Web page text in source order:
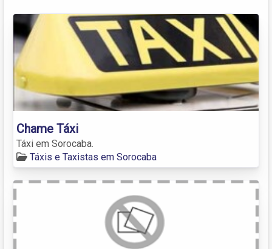
Chame Táxi
Táxi em Sorocaba.
Táxis e Taxistas em Sorocaba